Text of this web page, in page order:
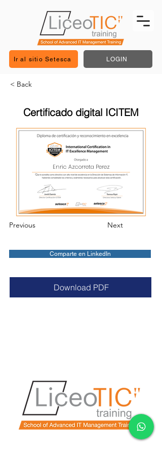
Ir al sitio Setesca LOGIN
< Back
Certificado digital ICITEM
Enric Azcorreta Perez
Previous Next
Comparte en LinkedIn
Download PDF